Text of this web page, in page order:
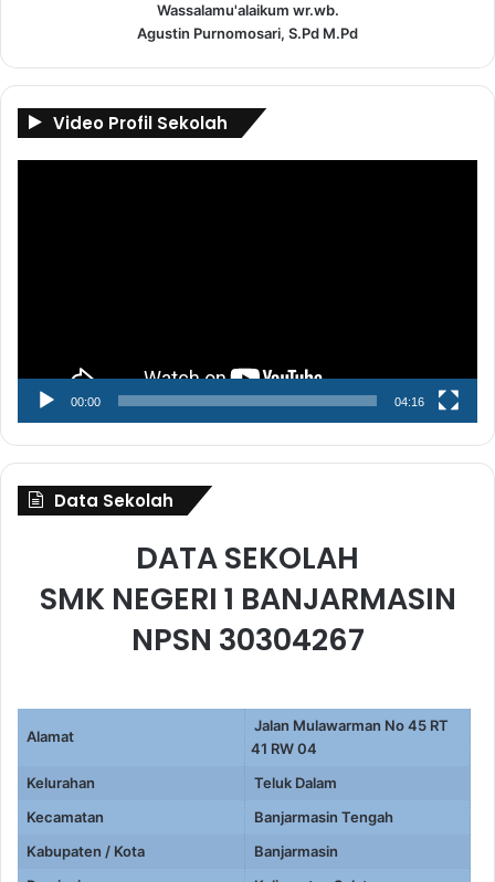
Wassalamu'alaikum wr.wb.
Agustin Purnomosari, S.Pd M.Pd
Video Profil Sekolah
00:00 04:16
Data Sekolah
DATA SEKOLAH
SMK NEGERI 1 BANJARMASIN
NPSN 30304267
Alamat
Jalan Mulawarman No 45 RT
41 RW 04
Kelurahan
Teluk Dalam
Kecamatan
Banjarmasin Tengah
Kabupaten / Kota
Banjarmasin